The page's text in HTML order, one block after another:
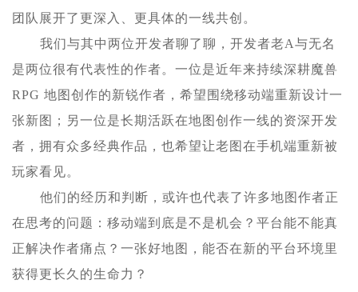
团队展开了更深入、更具体的一线共创。
我们与其中两位开发者聊了聊，开发者老A与无名
是两位很有代表性的作者。一位是近年来持续深耕魔兽
RPG 地图创作的新锐作者，希望围绕移动端重新设计一
张新图；另一位是长期活跃在地图创作一线的资深开发
者，拥有众多经典作品，也希望让老图在手机端重新被
玩家看见。
他们的经历和判断，或许也代表了许多地图作者正
在思考的问题：移动端到底是不是机会？平台能不能真
正解决作者痛点？一张好地图，能否在新的平台环境里
获得更长久的生命力？